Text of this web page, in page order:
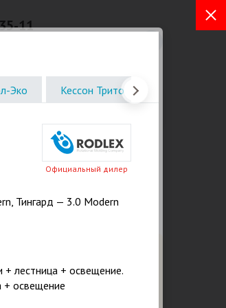
бесплатный расчет и
от эксперта
11
ⓘ Статьи Контакты
.
Эко Кессон Тритон Пластик
Официальный дилер
Тингард — 3.0 Modern
+ лестница + освещение.
+ освещение